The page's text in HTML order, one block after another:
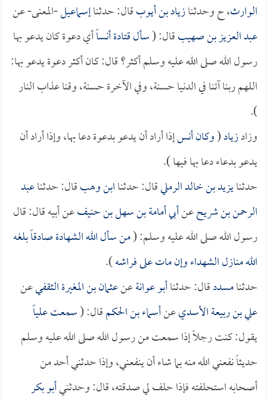
الوارث، ح وحدثنازياد بن أيوبقال: حدثناإسماعيل-المعنى- عن
عبد العزيز بن صهيبقال: (سألقتادةأنساًأي دعوة كان يدعو بها
رسول الله صلى الله عليه وسلم أكثر؟ قال: كان أكثر دعوة يدعو بها:
اللهم ربنا آتنا في الدنيا حسنة، وفي الآخرة حسنة، وقنا عذاب النار
).
وزادزياد(وكانأنسإذا أراد أن يدعو بدعوة دعا بها، وإذا أراد أن
يدعو بدعاء دعا بها فيها ).
حدثنايزيد بن خالد الرمليقال: حدثناابن وهبقال: حدثناعبد
الرحمن بن شريحعنأبي أمامة بن سهل بن حنيفعن أبيه قال: قال
رسول الله صلى الله عليه وسلم: (من سأل الله الشهادة صادقاً بلغه
الله منازل الشهداء وإن مات على فراشه).
حدثنامسددقال: حدثناأبو عوانةعنعثمان بن المغيرة الثقفيعن
علي بن ربيعة الأسديعنأسماء بن الحكمقال: (سمعتعلياً
يقول: كنت رجلاً إذا سمعت من رسول الله صلى الله عليه وسلم
حديثاً نفعني الله منه بما شاء أن ينفعني، وإذا حدثني أحد من
أصحابه استحلفته فإذا حلف لي صدقته، قال: وحدثنيأبو بكر